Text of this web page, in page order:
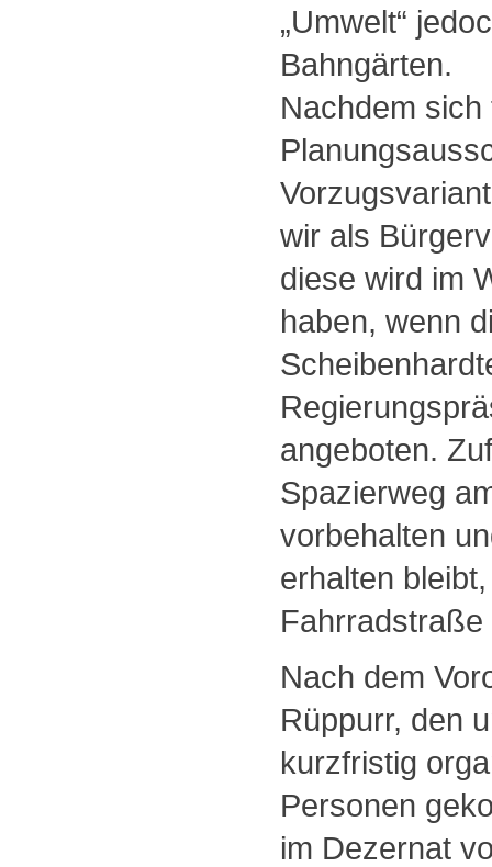
„Umwelt“
Bahngärten.
Nachdem
wir als
diese wird im
haben, wenn
angeboten.
Spazierweg
vorbehalten
erhalten
Nach dem
Rüppurr, den
kurzfristig
Personen
im Dezernat